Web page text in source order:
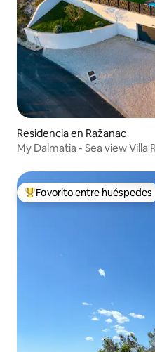
Residencia en Ražanac
My Dalmatia - Sea view Villa
De los mejores en Favorito
Favorito entre huéspedes